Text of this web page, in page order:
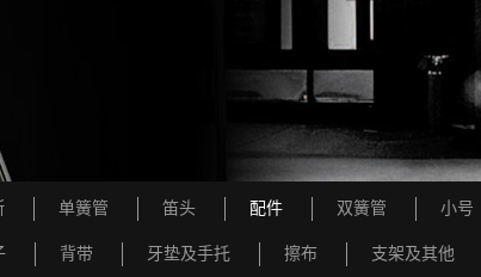
单簧管 笛头 配件
背带 牙垫及手托 擦布 支架及其他
双簧管 小号